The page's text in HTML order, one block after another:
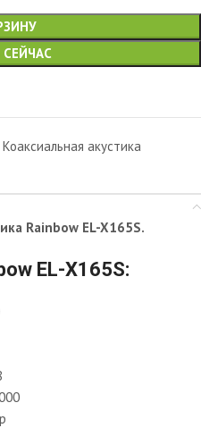
Коаксиальная акустика
Rainbow EL-X165S.
EL-X165S: